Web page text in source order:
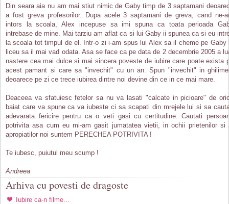
Din seara aia nu am mai stiut nimic de Gaby timp de 3 saptamani
a fost greva profesorilor. Dupa acele 3 saptamani de greva, cand ne-
intors la scoala, Alex incepuse sa imi spuna ca toata perioada
intrebase de mine. Mai tarziu am aflat ca si lui Gaby ii spunea ca si eu
la scoala tot timpul de el. Intr-o zi i-am spus lui Alex sa il cheme pe Gaby
liceu sa il mai vad odata. Asa se face ca pe data de 2 decembrie 2005 a
nastere cea mai dulce si mai sincera poveste de iubire care poate exista
acest pamant si care sa "invechit" cu un an. Spun "invechit" in
deoarece pe zi ce trece iubirea dintre noi devine din ce in ce mai mare.
Deaceea va sfatuiesc fetelor sa nu va lasati "calcate in picioare" de
baiat care va spune ca va iubeste ci sa scapati din mrejele lui si sa
adevarata fericire pentru ca o veti gasi cu certitudine. Cautati
potrivita asa cum eu mi-am gasit jumatatea vietii, in ochii prietenilor si
apropiatilor noi suntem PERECHEA POTRIVITA !
Te iubesc, puiutul meu scump !
Andreea
Arhiva cu povesti de dragoste
Iubire ca-n filme...